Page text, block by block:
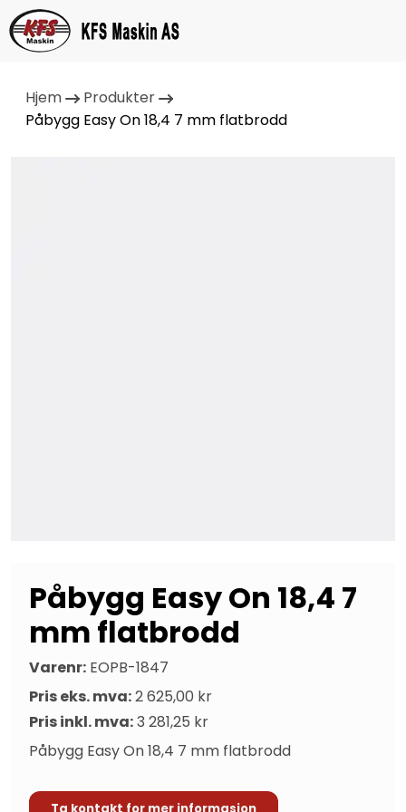
Hjem
Produkter
Påbygg Easy On 18,4 7 mm flatbrodd
Påbygg Easy On 18,4 7
mm flatbrodd
Varenr: EOPB-1847
Pris eks. mva:2 625,00 kr
Pris inkl. mva:3 281,25 kr
Påbygg Easy On 18,4 7 mm flatbrodd
Ta kontakt for mer informasjon